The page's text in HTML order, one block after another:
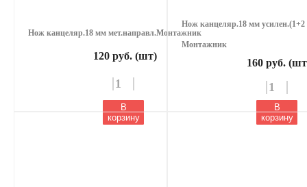
Нож канцеляр.18 мм мет.направл.Монтажник
120 руб. (шт)
В
корзину
Нож канцеляр.18 мм усилен.(1+2
Монтажник
160 руб.
В
корзину